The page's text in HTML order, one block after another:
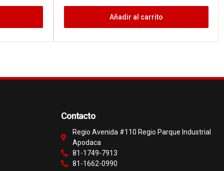
Añadir al carrito
Contacto
Regio Avenida #110 Regio Parque Industrial
Apodaca
81-1749-7913
81-1662-0990